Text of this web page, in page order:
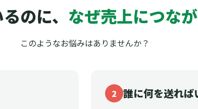
のに、 なぜ売上につな
このようなお悩みはありませんか？
2 誰に何を送れば